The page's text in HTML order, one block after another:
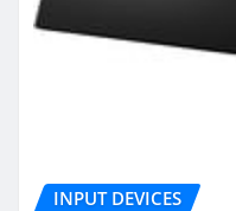
INPUT DEVICES